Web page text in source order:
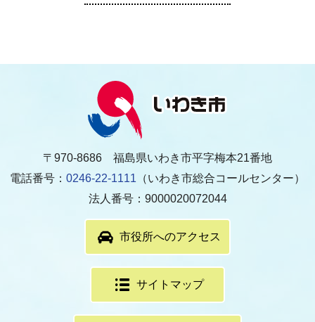
〒970-8686 福島県いわき市平字梅本21番地
電話番号： 0246-22-1111 （いわき市総合コールセンター）
法人番号：9000020072044
市役所へのアクセス
サイトマップ